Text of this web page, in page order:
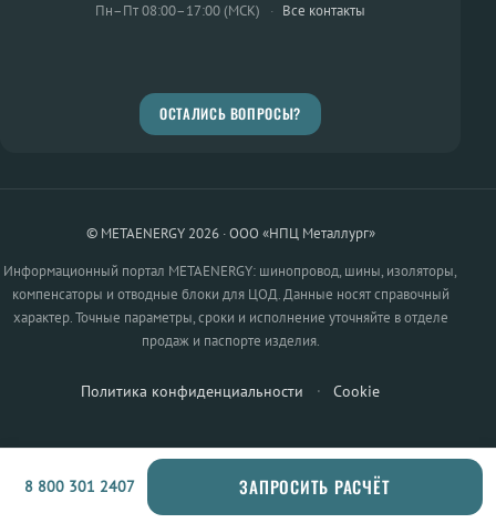
Пн–Пт 08:00–17:00 (МСК) · Все контакты
ОСТАЛИСЬ ВОПРОСЫ?
© METAENERGY 2026 · ООО «НПЦ Металлург»
Информационный портал METAENERGY: шинопровод, шины, изоляторы,
компенсаторы и отводные блоки для ЦОД. Данные носят справочный
характер. Точные параметры, сроки и исполнение уточняйте в отделе
продаж и паспорте изделия.
Политика конфиденциальности · Cookie
8 800 301 2407 ЗАПРОСИТЬ РАСЧЁТ